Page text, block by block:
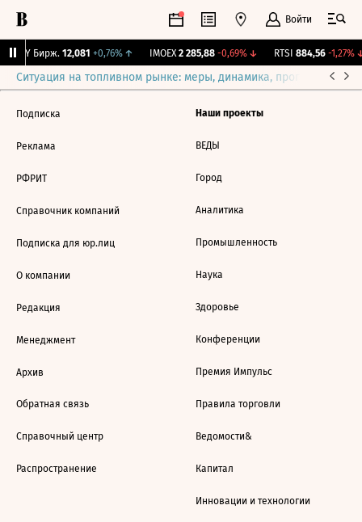
Войти
CNY Бирж. 12,081 +0,76%↑ IMOEX 2 285,88 -0,69%↓ RTSI 884,56 -1,27%↓
Ситуация на топливном рынке: меры, динамика, прогнозы
Подписка
Реклама
РФРИТ
Справочник компаний
Подписка для юр.лиц
О компании
Редакция
Менеджмент
Архив
Обратная связь
Справочный центр
Распространение
Наши проекты
ВЕДЫ
Город
Аналитика
Промышленность
Наука
Здоровье
Конференции
Премия Импульс
Правила торговли
Ведомости&
Капитал
Инновации и технологии